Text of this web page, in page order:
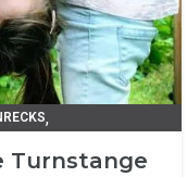
,
Turnstange